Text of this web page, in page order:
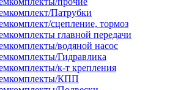
Патрубки
сцепление, тормоз
главной передачи
водяной насос
Гидравлика
к-т крепления
КПП